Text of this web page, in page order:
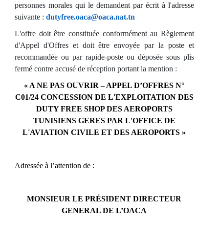
personnes morales qui le demandent par écrit à l'adresse
suivante : dutyfree.oaca@oaca.nat.tn
L'offre doit être constituée conformément au Règlement
d'Appel d'Offres et doit être envoyée par la poste et
recommandée ou par rapide-poste ou déposée sous plis
fermé contre accusé de réception portant la mention :
« A NE PAS OUVRIR – APPEL D’OFFRES N°
C01/24 CONCESSION DE L'EXPLOITATION DES
DUTY FREE SHOP DES AEROPORTS
TUNISIENS GERES PAR L'OFFICE DE
L'AVIATION CIVILE ET DES AEROPORTS »
Adressée à l’attention de :
MONSIEUR LE PRÉSIDENT DIRECTEUR
GENERAL DE L’OACA